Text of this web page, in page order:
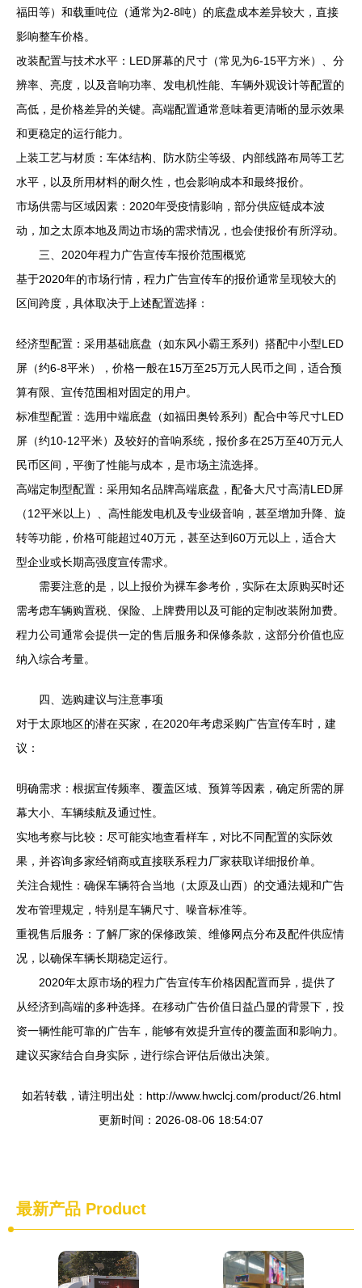
福田等）和载重吨位（通常为2-8吨）的底盘成本差异较大，直接
影响整车价格。
改装配置与技术水平：LED屏幕的尺寸（常见为6-15平方米）、分
辨率、亮度，以及音响功率、发电机性能、车辆外观设计等配置的
高低，是价格差异的关键。高端配置通常意味着更清晰的显示效果
和更稳定的运行能力。
上装工艺与材质：车体结构、防水防尘等级、内部线路布局等工艺
水平，以及所用材料的耐久性，也会影响成本和最终报价。
市场供需与区域因素：2020年受疫情影响，部分供应链成本波
动，加之太原本地及周边市场的需求情况，也会使报价有所浮动。
三、2020年程力广告宣传车报价范围概览
基于2020年的市场行情，程力广告宣传车的报价通常呈现较大的
区间跨度，具体取决于上述配置选择：
经济型配置：采用基础底盘（如东风小霸王系列）搭配中小型LED
屏（约6-8平米），价格一般在15万至25万元人民币之间，适合预
算有限、宣传范围相对固定的用户。
标准型配置：选用中端底盘（如福田奥铃系列）配合中等尺寸LED
屏（约10-12平米）及较好的音响系统，报价多在25万至40万元人
民币区间，平衡了性能与成本，是市场主流选择。
高端定制型配置：采用知名品牌高端底盘，配备大尺寸高清LED屏
（12平米以上）、高性能发电机及专业级音响，甚至增加升降、旋
转等功能，价格可能超过40万元，甚至达到60万元以上，适合大
型企业或长期高强度宣传需求。
需要注意的是，以上报价为裸车参考价，实际在太原购买时还
需考虑车辆购置税、保险、上牌费用以及可能的定制改装附加费。
程力公司通常会提供一定的售后服务和保修条款，这部分价值也应
纳入综合考量。
四、选购建议与注意事项
对于太原地区的潜在买家，在2020年考虑采购广告宣传车时，建
议：
明确需求：根据宣传频率、覆盖区域、预算等因素，确定所需的屏
幕大小、车辆续航及通过性。
实地考察与比较：尽可能实地查看样车，对比不同配置的实际效
果，并咨询多家经销商或直接联系程力厂家获取详细报价单。
关注合规性：确保车辆符合当地（太原及山西）的交通法规和广告
发布管理规定，特别是车辆尺寸、噪音标准等。
重视售后服务：了解厂家的保修政策、维修网点分布及配件供应情
况，以确保车辆长期稳定运行。
2020年太原市场的程力广告宣传车价格因配置而异，提供了
从经济到高端的多种选择。在移动广告价值日益凸显的背景下，投
资一辆性能可靠的广告车，能够有效提升宣传的覆盖面和影响力。
建议买家结合自身实际，进行综合评估后做出决策。
如若转载，请注明出处：http://www.hwclcj.com/product/26.html
更新时间：2026-08-06 18:54:07
最新产品 Product